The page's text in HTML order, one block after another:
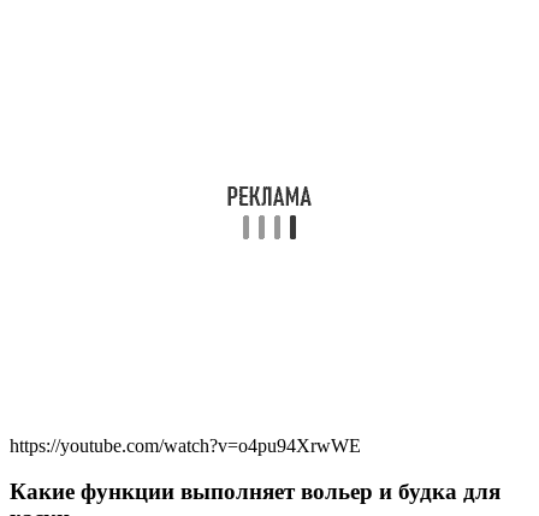
https://youtube.com/watch?v=o4pu94XrwWE
Какие функции выполняет вольер и будка для